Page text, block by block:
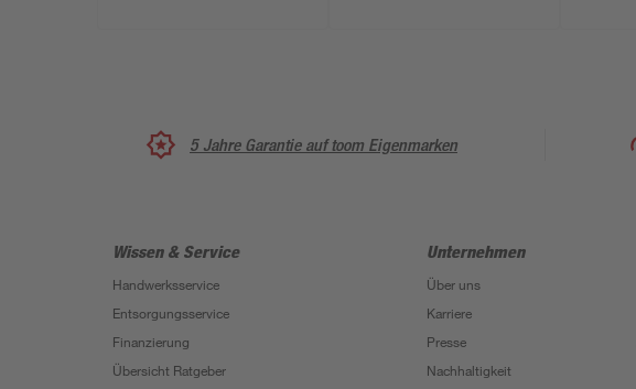
5 Jahre Garantie auf toom Eigenmarken
Wissen & Service
Handwerksservice
Entsorgungsservice
Finanzierung
Übersicht Ratgeber
Unternehmen
Über uns
Karriere
Presse
Nachhaltigkeit